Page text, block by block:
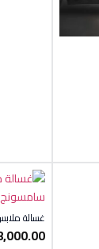
غسالة ملابس